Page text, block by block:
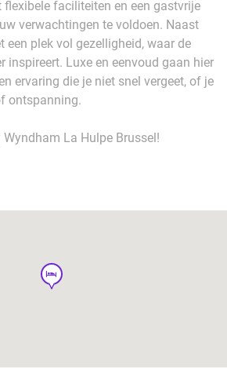
flexibele faciliteiten en een gastvrije
verwachtingen te voldoen. Naast
een plek vol gezelligheid, waar de
inspireert. Luxe en eenvoud gaan hier
ervaring die je niet snel vergeet, of je
ontspanning.
La Hulpe Brussel!
hotel